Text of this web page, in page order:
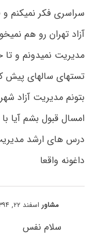
سراسری فکر نمیکنم
آزاد تهران رو هم
مدیریت نمیدونم و تا
تستهای سالهای پیش
بتونم مدیریت آزاد
امسال قبول بشم آیا با
درس های ارشد
داغونه واقعا
مشاوراسفند ۲۲, ۱۳۹۴ at ۰:۳۴ ق٫ظ
سلام نفس